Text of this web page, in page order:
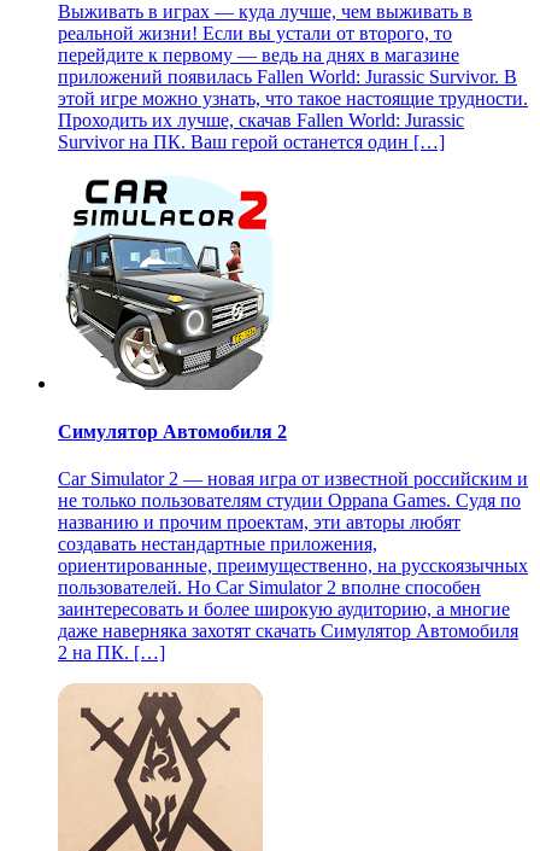
Выживать в играх — куда лучше, чем выживать в
реальной жизни! Если вы устали от второго, то
перейдите к первому — ведь на днях в магазине
приложений появилась Fallen World: Jurassic Survivor. В
этой игре можно узнать, что такое настоящие трудности.
Проходить их лучше, скачав Fallen World: Jurassic
Survivor на ПК. Ваш герой останется один […]
Симулятор Автомобиля 2
Car Simulator 2 — новая игра от известной российским и
не только пользователям студии Oppana Games. Судя по
названию и прочим проектам, эти авторы любят
создавать нестандартные приложения,
ориентированные, преимущественно, на русскоязычных
пользователей. Но Car Simulator 2 вполне способен
заинтересовать и более широкую аудиторию, а многие
даже наверняка захотят скачать Симулятор Автомобиля
2 на ПК. […]